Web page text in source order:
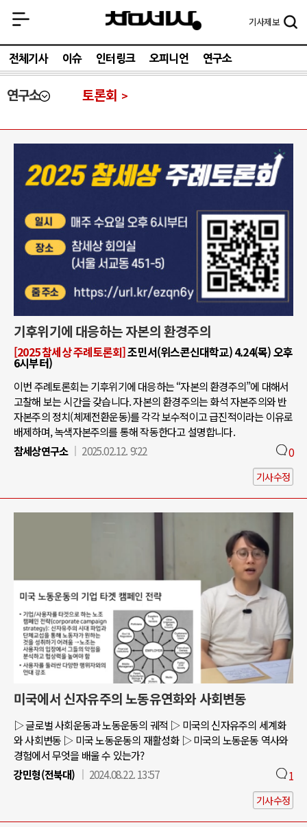
기사제보
전체기사 이슈 인터링크 오피니언 연구소
연구소 토론회
기후위기에 대응하는 자본의 환경주의
[2025 참세상 주례토론회]조민서(위스콘신대학교) 4.24(목) 오후
6시부터)
이번 주례토론회는 기후위기에 대응하는 “자본의 환경주의”에 대해서
고찰해 보는 시간을 갖습니다. 자본의 환경주의는 화석 자본주의와 반
자본주의 정치(체제전환운동)를 각각 보수적이고 급진적이라는 이유로
배제하며, 녹색자본주의를 통해 작동한다고 설명합니다.
참세상연구소
2025.02.12. 9:22 0
기사수정
미국에서 신자유주의 노동유연화와 사회변동
▷ 글로벌 사회운동과 노동운동의 궤적 ▷ 미국의 신자유주의 세계화
와 사회변동 ▷ 미국 노동운동의 재활성화 ▷ 미국의 노동운동 역사와
경험에서 무엇을 배울 수 있는가?
강민형(전북대)
2024.08.22. 13:57 1
기사수정